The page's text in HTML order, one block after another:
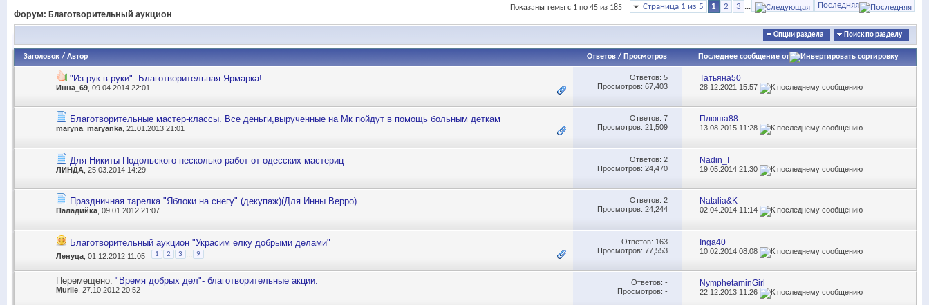
Страница 1 из 5 1 2 3 ... Последняя
Показаны темы с 1 по 45 из 185
Форум: Благотворительный аукцион
Опции раздела Поиск по разделу
Заголовок / Автор Ответов/ Просмотров Последнее сообщение от
"Из рук в руки" -Благотворительная Ярмарка!
Инна_69 , 09.04.2014 22:01
Ответов: 5
Просмотров: 67,403
Татьяна50
28.12.2021 15:57
Благотворительные мастер-классы. Все деньги,вырученные на Мк пойдут в помощь больным деткам
maryna_maryanka, 21.01.2013 21:01
Ответов: 7
Просмотров: 21,509
Плюша88
13.08.2015 11:28
Для Никиты Подольского несколько работ от одесских мастериц
ЛИНДА , 25.03.2014 14:29
Ответов: 2
Просмотров: 24,470
Nadin_I
19.05.201421:30
Праздничная тарелка "Яблоки на снегу" (декупаж)(Для Инны Верро)
Паладийка, 09.01.2012 21:07
Ответов: 2
Просмотров: 24,244
Natalia&K
02.04.2014 11:14
Благотворительный аукцион "Украсим елку добрыми делами"
Ленуца , 01.12.2012 11:05 1 2 3 9
Ответов: 163
Просмотров: 77,553
Inga40
10.02.201408:08
Перемещено: "Время добрых дел"- благотворительные акции.
Murile , 27.10.2012 20:52
Ответов: -
Просмотров: -
NymphetaminGirl
22.12.2013 11:26